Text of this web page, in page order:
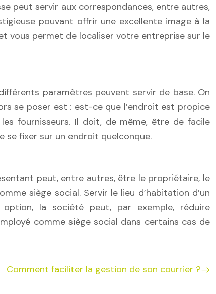
peut servir aux correspondances, entre autres,
pouvant offrir une excellente image à la
vous permet de localiser votre entreprise sur le
paramètres peuvent servir de base. On
se poser est : est-ce que l’endroit est propice
fournisseurs. Il doit, de même, être de facile
se fixer sur un endroit quelconque.
peut, entre autres, être le propriétaire, le
siège social. Servir le lieu d’habitation d’un
la société peut, par exemple, réduire
comme siège social dans certains cas de
Comment faciliter la gestion de son courrier ?